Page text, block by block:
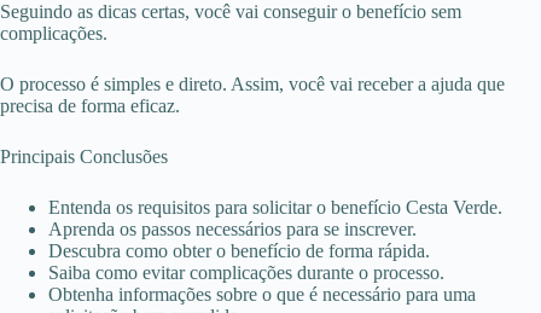
Seguindo as dicas certas, você vai conseguir o benefício sem
complicações.
O processo é simples e direto. Assim, você vai receber a ajuda que
precisa de forma eficaz.
Principais Conclusões
Entenda os requisitos para solicitar o benefício Cesta Verde.
Aprenda os passos necessários para se inscrever.
Descubra como obter o benefício de forma rápida.
Saiba como evitar complicações durante o processo.
Obtenha informações sobre o que é necessário para uma